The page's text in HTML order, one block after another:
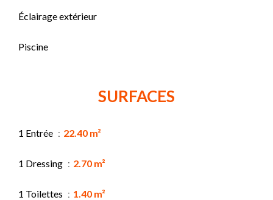
Éclairage extérieur
Piscine
SURFACES
1 Entrée 22.40 m²
1 Dressing 2.70 m²
1 Toilettes 1.40 m²